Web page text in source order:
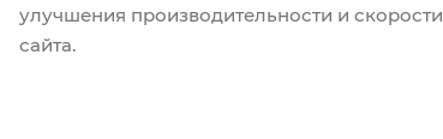
улучшения производительности и скорости
сайта.